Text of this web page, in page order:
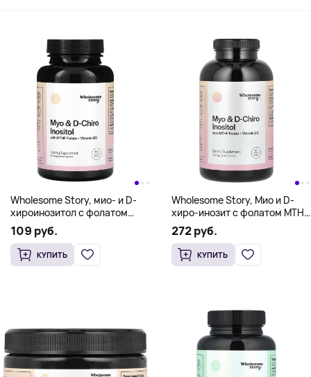
Wholesome Story, мио- и D-
хироинозитол с фолатом
МТГФ и витамином D3,
120 вегетарианских капсул
109 руб.
КУПИТЬ
Wholesome Story, Мио и D-
хиро-инозит с фолатом MTHF
и витамином D3`` 360
вегетарианских капсул
272 руб.
КУПИТЬ